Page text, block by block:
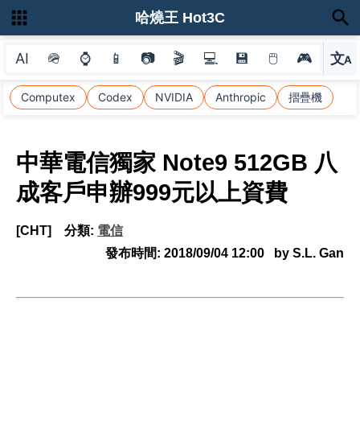
AI 🪖 ⌚ 📱 📷 🎬 💻 💾 🖱 🎮 文A
選
Computex Codex NVIDIA Anthropic 摺疊機
哈燒王 Hot3C
中華電信獨家 Note9 512GB 八
成客戶申辦999元以上資費
[CHT] 分類: 電信
發布時間: 2018/09/04 12:00 by S.L. Gan